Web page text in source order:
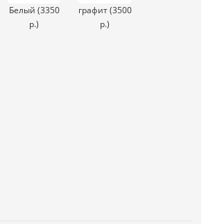
Белый (3350
р.)
графит (3500
р.)